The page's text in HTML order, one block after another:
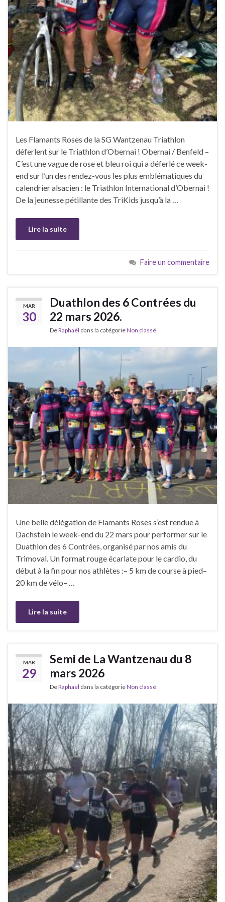
Les Flamants Roses de la SG Wantzenau Triathlon
déferlent sur le Triathlon d’Obernai ! Obernai / Benfeld –
C’est une vague de rose et bleu roi qui a déferlé ce week-
end sur l’un des rendez-vous les plus emblématiques du
calendrier alsacien : le Triathlon International d’Obernai !
De la jeunesse pétillante des TriKids jusqu’à la …
Lire la suite
Faire un commentaire
MAR
30
Duathlon des 6 Contrées du
22 mars 2026.
DeRaphaël dans la catégorieNon classé
Une belle délégation de Flamants Roses s’est rendue à
Dachstein le week-end du 22 mars pour performer sur le
Duathlon des 6 Contrées, organisé par nos amis du
Trimoval. Un format rouge écarlate pour le cardio, du
début à la fin pour nos athlètes :– 5 km de course à pied–
20 km de vélo– …
Lire la suite
MAR
29
Semi de La Wantzenau du 8
mars 2026
DeRaphaël dans la catégorieNon classé